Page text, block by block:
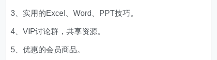
3、实用的Excel、Word、PPT技巧。
4、VIP讨论群，共享资源。
5、优惠的会员商品。